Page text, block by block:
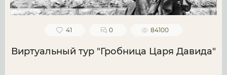
41 0 84100
Виртуальный тур "Гробница Царя Давида"